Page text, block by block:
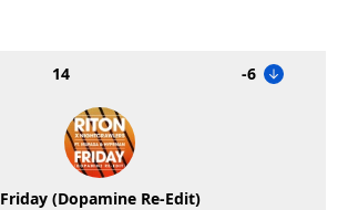
14 -6
Friday (Dopamine Re-Edit)